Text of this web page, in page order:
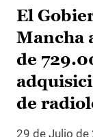
El
Mancha
de
de
29 de Julio de